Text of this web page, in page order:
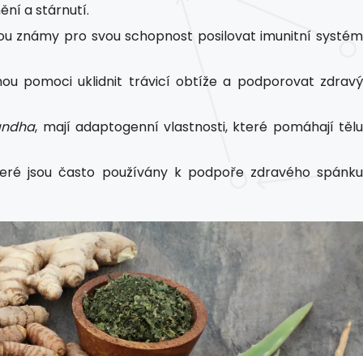
a stárnutí.
známy pro svou schopnost posilovat imunitní systém
pomoci uklidnit trávicí obtíže a podporovat zdravý
, mají adaptogenní vlastnosti, které pomáhají tělu
jsou často používány k podpoře zdravého spánku